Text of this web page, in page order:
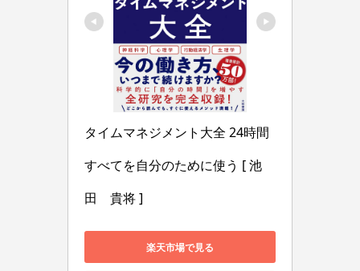
タイムマネジメント大全 24時間
すべてを自分のために使う [ 池
田　貴将 ]
楽天市場で見る